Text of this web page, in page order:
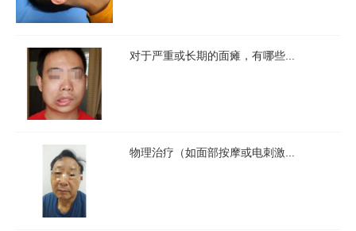
对于严重或长期的面瘫，有哪些...
物理治疗（如面部按摩或电刺激...